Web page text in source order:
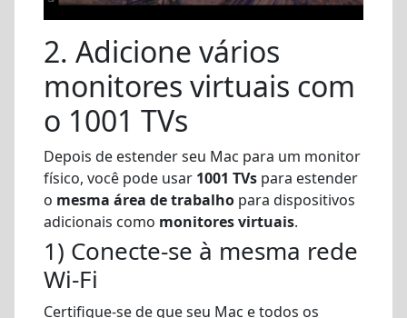
2. Adicione vários
monitores virtuais com
o 1001 TVs
Depois de estender seu Mac para um monitor
físico, você pode usar 1001 TVs para estender
o mesma área de trabalho para dispositivos
adicionais como monitores virtuais.
1) Conecte-se à mesma rede
Wi-Fi
Certifique-se de que seu Mac e todos os